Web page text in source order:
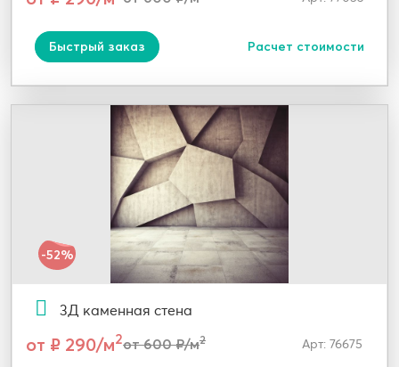
Быстрый заказ Расчет стоимости
-52%
3Д каменная стена
от ₽ 290/м2от 600 ₽/м2 Арт: 76675